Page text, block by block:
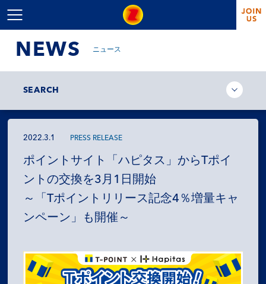
NEWS ニュース
SEARCH
2022.3.1 PRESS RELEASE
ポイントサイト「ハピタス」からTポイ
ントの交換を3月1日開始
～「Tポイントリリース記念4％増量キャ
ンペーン」も開催～